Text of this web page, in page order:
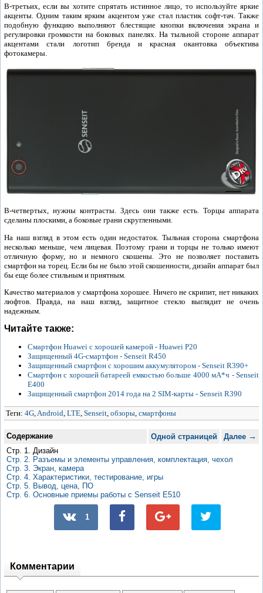
В-третьих, если вы хотите спрятать истинное лицо, то используйте яркие
акценты. Одним таким ярким акцентом уже стал пластик софт-тач. Также
подобную функцию выполняют блестящие кнопки включения экрана и
регулировки громкости на боковых панелях. На тыльной стороне аппарат
акцентами стали логотип бренда и красная окантовка объектива
фотокамеры.
В-четвертых, нужны контрасты. Здесь они также есть. Торцы аппарата
сделаны плоскими, а боковые грани скругленными.
На наш взгляд в этом есть один недостаток. Тыльная сторона смартфона
несколько меньше, чем лицевая. Поэтому грани и торцы не только имеют
отличную форму, но и немного скошены. Это не позволяет поставить
смартфон на торец. Если бы не было этой скошенности, дизайн аппарат был
бы еще более стильным и приятным.
Качество материалов у смартфона хорошее. Ничего не скрипит, нет никаких
люфтов. Правда, на наш взгляд, защитное стекло выглядит не очень
надежным.
Читайте также:
Смартфон Huawei с хорошей камерой - Huawei P20
Защищенный 4G-смартфон - Senseit R450
Защищенный смартфон с хорошим аккумулятором - Senseit R390+
Смартфон с хорошей батареей емкостью больше 4000 мА*ч - Senseit
E400
Защищенный смартфон 2014 года на 2 SIM-карты - Senseit R390
Теги: 4G Android LTE Senseit обзоры смартфоны
Содержание Далее →
Одной страницей
Стр. 1. Дизайн
Стр. 2. Разъемы и элементы управления, комплектация, чехол
Стр. 3. Экран, камера
Стр. 4. Характеристики, тестирование, игры
Стр. 5. Вывод, цена, ПО
Стр. 6. Основные приемы работы с Senseit E510
1
Комментарии